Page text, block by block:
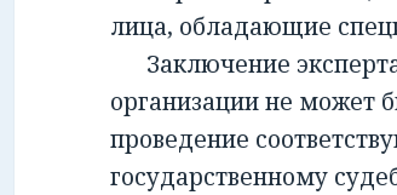
лица, обладающие
Заключение эксперта
организации не может
проведение
государственному